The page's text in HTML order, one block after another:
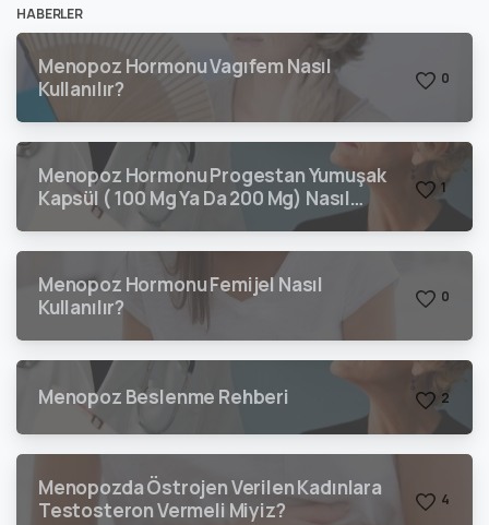
HABERLER
Menopoz Hormonu Vagıfem Nasıl
Kullanılır?
0
Menopoz Hormonu Progestan Yumuşak
Kapsül ( 100 Mg Ya Da 200 Mg) Nasıl
Kullanılır?
1
Menopoz Hormonu Femijel Nasıl
Kullanılır?
0
Menopoz Beslenme Rehberi 2
Menopozda Östrojen Verilen Kadınlara
Testosteron Vermeli Miyiz?
4